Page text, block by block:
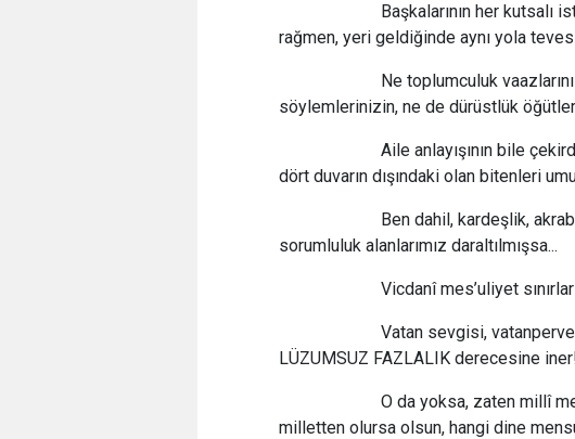
Başkalarının her kutsalı
rağmen, yeri geldiğinde aynı yola
Ne toplumculuk
söylemlerinizin, ne de dürüstlük
Aile anlayışının bile
dört duvarın dışındaki olan bitenleri
Ben dahil, kardeşlik,
sorumluluk alanlarımız daraltılmışsa...
Vicdanî mes’uliyet
Vatan sevgisi, vatanperverlik,
LÜZUMSUZ FAZLALIK derecesine
O da yoksa, zaten millî
milletten olursa olsun, hangi dine